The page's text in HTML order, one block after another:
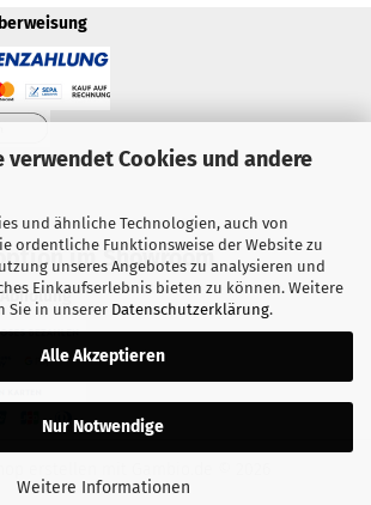
verwendet Cookies und andere
und ähnliche Technologien, auch von
ordentliche Funktionsweise der Website zu
unseres Angebotes zu analysieren und
Einkaufserlebnis bieten zu können. Weitere
Sie in unserer Datenschutzerklärung.
Alle Akzeptieren
Nur Notwendige
Weitere Informationen
im Showroom